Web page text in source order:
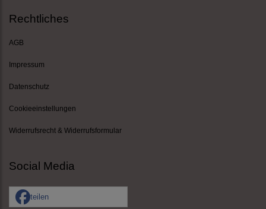
Rechtliches
AGB
Impressum
Datenschutz
Cookieeinstellungen
Widerrufsrecht & Widerrufsformular
Social Media
teilen